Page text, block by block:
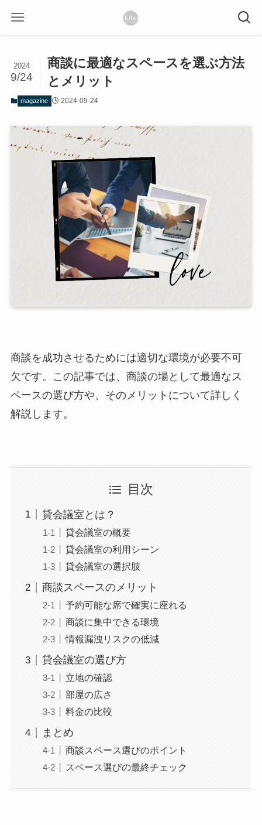
商談に最適なスペースを選ぶ方法
とメリット
2024
9/24
magazine 2024-09-24
商談を成功させるためには適切な環境が必要不可
欠です。この記事では、商談の場として最適なス
ペースの選び方や、そのメリットについて詳しく
解説します。
目次
貸会議室とは？
貸会議室の概要
貸会議室の利用シーン
貸会議室の選択肢
商談スペースのメリット
予約可能な席で確実に座れる
商談に集中できる環境
情報漏洩リスクの低減
貸会議室の選び方
立地の確認
部屋の広さ
料金の比較
まとめ
商談スペース選びのポイント
スペース選びの最終チェック